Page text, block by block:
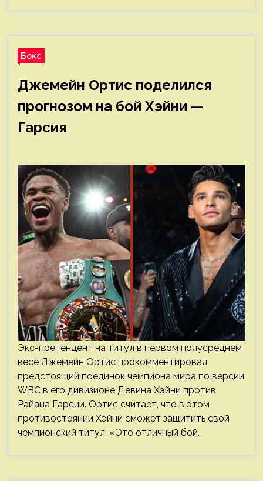
Бокс
Джемейн Ортис поделился
прогнозом на бой Хэйни —
Гарсия
Экс-претендент на титул в первом полусреднем
весе Джемейн Ортис прокомментировал
предстоящий поединок чемпиона мира по версии
WBC в его дивизионе Девина Хэйни против
Райана Гарсии. Ортис считает, что в этом
противостоянии Хэйни сможет защитить свой
чемпионский титул. «Это отличный бой…